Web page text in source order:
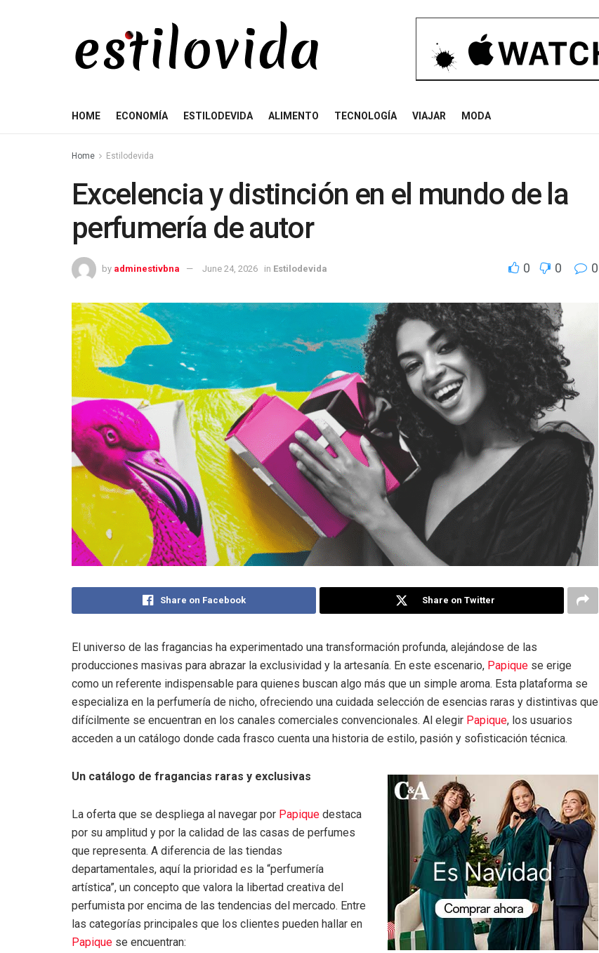
HOME ECONOMÍA ESTILODEVIDA ALIMENTO TECNOLOGÍA VIAJAR MODA
Home Estilodevida
Excelencia y distinción en el mundo de la
perfumería de autor
by adminestivbna June 24, 2026 in Estilodevida 0 0 0
Share on Facebook Share on Twitter
El universo de las fragancias ha experimentado una transformación profunda, alejándose de las
producciones masivas para abrazar la exclusividad y la artesanía. En este escenario, Papique se erige
como un referente indispensable para quienes buscan algo más que un simple aroma. Esta plataforma se
especializa en la perfumería de nicho, ofreciendo una cuidada selección de esencias raras y distintivas que
difícilmente se encuentran en los canales comerciales convencionales. Al elegir Papique, los usuarios
acceden a un catálogo donde cada frasco cuenta una historia de estilo, pasión y sofisticación técnica.
Un catálogo de fragancias raras y exclusivas
La oferta que se despliega al navegar por Papique destaca
por su amplitud y por la calidad de las casas de perfumes
que representa. A diferencia de las tiendas
departamentales, aquí la prioridad es la “perfumería
artística”, un concepto que valora la libertad creativa del
perfumista por encima de las tendencias del mercado. Entre
las categorías principales que los clientes pueden hallar en
Papique se encuentran: